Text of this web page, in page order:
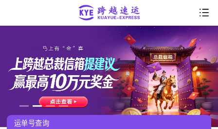
走进跨越
产品服务
运单号查询